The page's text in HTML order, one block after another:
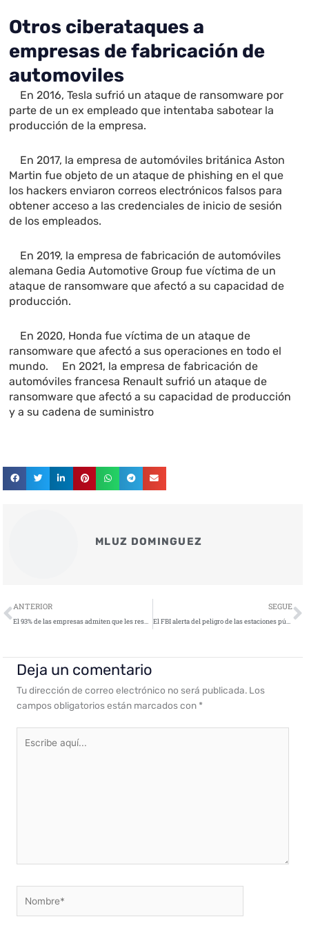
Otros ciberataques a
empresas de fabricación de
automoviles
En 2016, Tesla sufrió un ataque de ransomware por
parte de un ex empleado que intentaba sabotear la
producción de la empresa.
En 2017, la empresa de automóviles británica Aston
Martin fue objeto de un ataque de phishing en el que
los hackers enviaron correos electrónicos falsos para
obtener acceso a las credenciales de inicio de sesión
de los empleados.
En 2019, la empresa de fabricación de automóviles
alemana Gedia Automotive Group fue víctima de un
ataque de ransomware que afectó a su capacidad de
producción.
En 2020, Honda fue víctima de un ataque de
ransomware que afectó a sus operaciones en todo el
mundo. En 2021, la empresa de fabricación de
automóviles francesa Renault sufrió un ataque de
ransomware que afectó a su capacidad de producción
y a su cadena de suministro
MLUZ DOMINGUEZ
Ant
ANTERIOR
El 93% de las empresas admiten que les resulta difícil llevar a cabo tareas esenciales de seguridad
SEGUE
El FBI alerta del peligro de las estaciones públicas de carga de dispositivos
Deja un comentario
Tu dirección de correo electrónico no será publicada. Los
campos obligatorios están marcados con *
aquí...